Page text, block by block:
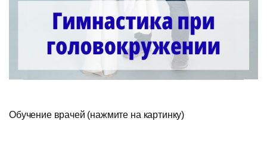
Обучение врачей (нажмите на картинку)